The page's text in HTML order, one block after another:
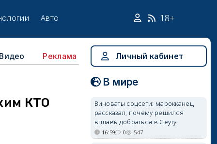
Авто 18+
Видео Реклама
КТО
Личный кабинет
В мире
Виноваты соцсети: марокканец
рассказал, почему решился
вплавь добраться в Сеуту
16:59 0 547